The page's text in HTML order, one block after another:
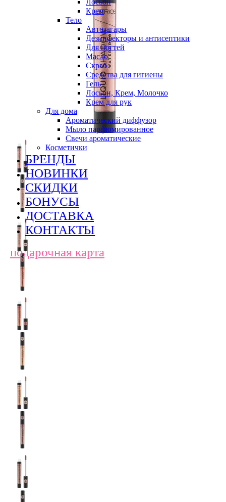
Лосьон
Крем
Тело
Автозагары
Дезинфекторы и антисептики
Для ногтей
Масло
Скраб
Средства для гигиены
Гель
Лосьон, Крем, Молочко
Крем для рук
Для дома
Ароматический диффузор
Мыло парфюмированное
Свечи ароматические
Косметички
БРЕНДЫ
НОВИНКИ
СКИДКИ
БОНУСЫ
ДОСТАВКА
КОНТАКТЫ
подарочная карта